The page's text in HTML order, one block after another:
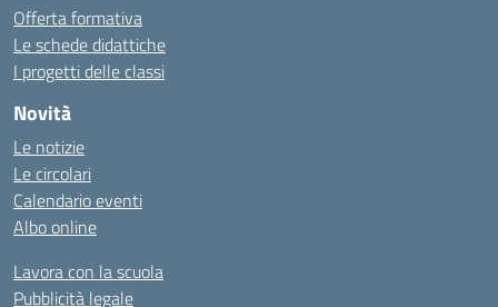
Offerta formativa
Le schede didattiche
I progetti delle classi
Novità
Le notizie
Le circolari
Calendario eventi
Albo online
Lavora con la scuola
Pubblicità legale